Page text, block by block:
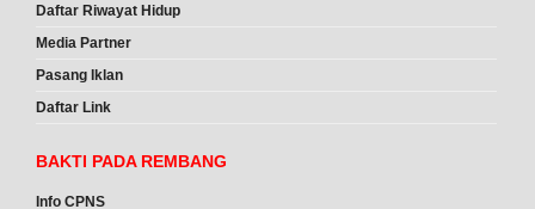
Daftar Riwayat Hidup
Media Partner
Pasang Iklan
Daftar Link
BAKTI PADA REMBANG
Info CPNS